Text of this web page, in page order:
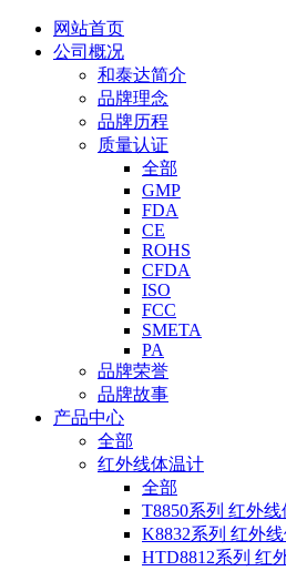
网站首页
公司概况
和泰达简介
品牌理念
品牌历程
质量认证
全部
GMP
FDA
CE
ROHS
CFDA
ISO
FCC
SMETA
PA
品牌荣誉
品牌故事
产品中心
全部
红外线体温计
全部
T8850系列 红外
K8832系列 红外
HTD8812系列 红